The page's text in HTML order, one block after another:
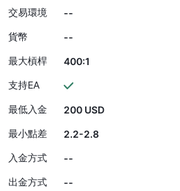
交易環境
--
貨幣
--
最大槓桿
400:1
支持EA
最低入金
200 USD
最小點差
2.2-2.8
入金方式
--
出金方式
--